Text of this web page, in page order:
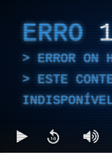
ERRO
ERROR ON
ESTE